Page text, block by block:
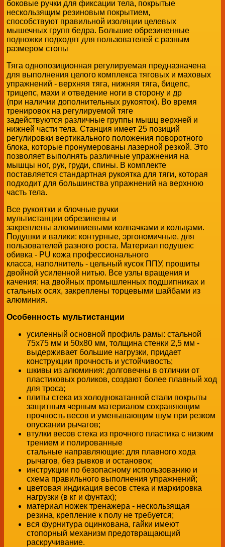
боковые ручки для фиксации тела, покрытые
нескользящим резиновым покрытием,
способствуют правильной изоляции целевых
мышечных групп бедра. Большие обрезиненные
подножки подходят для пользователей с разным
размером стопы
Тяга однопозиционная регулируемая предназначена
для выполнения целого комплекса тяговых и маховых
упражнений - верхняя тяга, нижняя тяга, бицепс,
трицепс, махи и отведение ноги в сторону и др
(при наличии дополнительных рукояток). Во время
тренировок на регулируемой тяге
задействуются различные группы мышц верхней и
нижней части тела. Станция имеет 25 позиций
регулировки вертикального положения поворотного
блока, которые пронумерованы лазерной резкой. Это
позволяет выполнять различные упражнения на
мышцы ног, рук, груди, спины. В комплекте
поставляется стандартная рукоятка для тяги, которая
подходит для большинства упражнений на верхнюю
часть тела.
Все рукоятки и блочные ручки
мультистанции обрезинены и
закреплены алюминиевыми колпачками и кольцами.
Подушки и валики: контурные, эргономичные, для
пользователей разного роста. Материал подушек:
обивка - PU кожа профессионального
класса, наполнитель - цельный кусок ППУ, прошиты
двойной усиленной нитью. Все узлы вращения и
качения: на двойных промышленных подшипниках и
стальных осях, закреплены торцевыми шайбами из
алюминия.
Особенность мультистанции
усиленный основной профиль рамы: стальной
75х75 мм и 50х80 мм, толщина стенки 2,5 мм -
выдерживает большие нагрузки, придает
конструкции прочность и устойчивость;
шкивы из алюминия: долговечны в отличии от
пластиковых роликов, создают более плавный ход
для троса;
плиты стека из холоднокатанной стали покрыты
защитным черным материалом сохраняющим
прочность весов и уменьшающим шум при резком
опускании рычагов;
втулки весов стека из прочного пластика с низким
трением и полированные
стальные направляющие: для плавного хода
рычагов, без рывков и остановок;
инструкции по безопасному использованию и
схема правильного выполнения упражнений;
цветовая индикация весов стека и маркировка
нагрузки (в кг и фунтах);
материал ножек тренажера - нескользящая
резина, крепление к полу не требуется;
вся фурнитура оцинкована, гайки имеют
стопорный механизм предотвращающий
раскручивание.